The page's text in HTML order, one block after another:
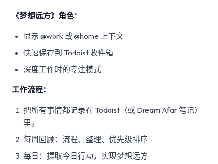
《梦想远方》角色：
显示 @work 或 @home 上下文
快速保存到 Todoist 收件箱
深度工作时的专注模式
工作流程：
把所有事情都记录在 Todoist（或 Dream Afar 笔记）
里。
每周回顾：流程、整理、优先级排序
每日：提取今日行动，实现梦想远方